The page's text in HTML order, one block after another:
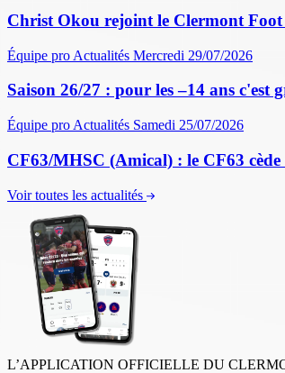
Christ Okou rejoint le Clermont Foot
Équipe pro Actualités Mercredi 29/07/2026
Saison 26/27 : pour les –14 ans c'est
Équipe pro Actualités Samedi 25/07/2026
CF63/MHSC (Amical) : le CF63
Voir toutes les actualités
L’APPLICATION OFFICIELLE DU